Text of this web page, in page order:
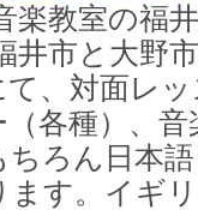
楽教室の福
井市と大野
て、対面レ
各種）、
ろん日本
ます。イギ